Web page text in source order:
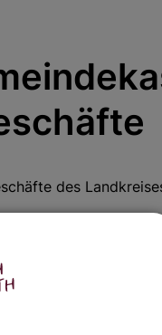
des
Annahme der
von